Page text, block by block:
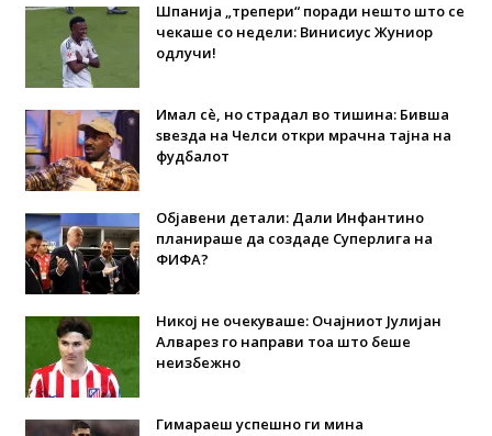
Шпанија „трепери“ поради нешто што се
чекаше со недели: Винисиус Жуниор
одлучи!
Имал сè, но страдал во тишина: Бивша
ѕвезда на Челси откри мрачна тајна на
фудбалот
Објавени детали: Дали Инфантино
планираше да создаде Суперлига на
ФИФА?
Никој не очекуваше: Очајниот Јулијан
Алварез го направи тоа што беше
неизбежно
Гимараеш успешно ги мина